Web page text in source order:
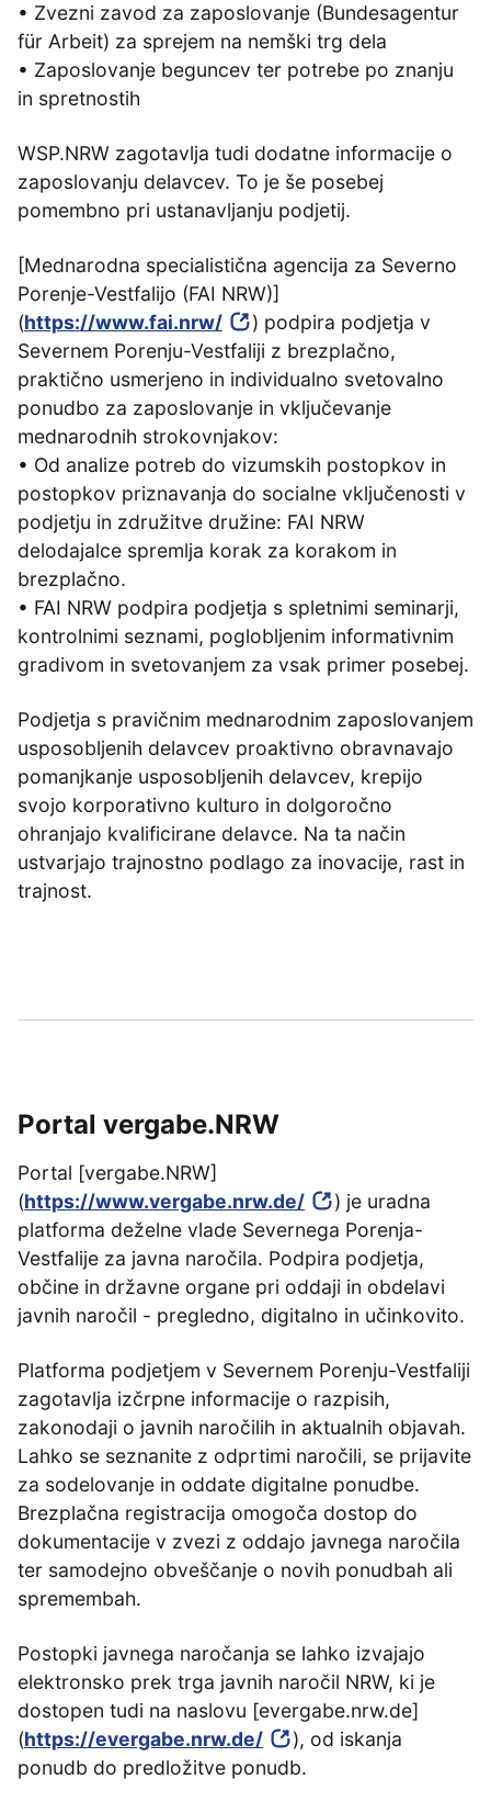
• Zvezni zavod za zaposlovanje (Bundesagentur
für Arbeit) za sprejem na nemški trg dela
• Zaposlovanje beguncev ter potrebe po znanju
in spretnostih
WSP.NRW zagotavlja tudi dodatne informacije o
zaposlovanju delavcev. To je še posebej
pomembno pri ustanavljanju podjetij.
[Mednarodna specialistična agencija za Severno
Porenje-Vestfalijo (FAI NRW)]
(https://www.fai.nrw/
) podpira podjetja v
Severnem Porenju-Vestfaliji z brezplačno,
praktično usmerjeno in individualno svetovalno
ponudbo za zaposlovanje in vključevanje
mednarodnih strokovnjakov:
• Od analize potreb do vizumskih postopkov in
postopkov priznavanja do socialne vključenosti v
podjetju in združitve družine: FAI NRW
delodajalce spremlja korak za korakom in
brezplačno.
• FAI NRW podpira podjetja s spletnimi seminarji,
kontrolnimi seznami, poglobljenim informativnim
gradivom in svetovanjem za vsak primer posebej.
Podjetja s pravičnim mednarodnim zaposlovanjem
usposobljenih delavcev proaktivno obravnavajo
pomanjkanje usposobljenih delavcev, krepijo
svojo korporativno kulturo in dolgoročno
ohranjajo kvalificirane delavce. Na ta način
ustvarjajo trajnostno podlago za inovacije, rast in
trajnost.
Portal vergabe.NRW
Portal [vergabe.NRW]
(https://www.vergabe.nrw.de/
) je uradna
platforma deželne vlade Severnega Porenja-
Vestfalije za javna naročila. Podpira podjetja,
občine in državne organe pri oddaji in obdelavi
javnih naročil - pregledno, digitalno in učinkovito.
Platforma podjetjem v Severnem Porenju-Vestfaliji
zagotavlja izčrpne informacije o razpisih,
zakonodaji o javnih naročilih in aktualnih objavah.
Lahko se seznanite z odprtimi naročili, se prijavite
za sodelovanje in oddate digitalne ponudbe.
Brezplačna registracija omogoča dostop do
dokumentacije v zvezi z oddajo javnega naročila
ter samodejno obveščanje o novih ponudbah ali
spremembah.
Postopki javnega naročanja se lahko izvajajo
elektronsko prek trga javnih naročil NRW, ki je
dostopen tudi na naslovu [evergabe.nrw.de]
(https://evergabe.nrw.de/
), od iskanja
ponudb do predložitve ponudb.